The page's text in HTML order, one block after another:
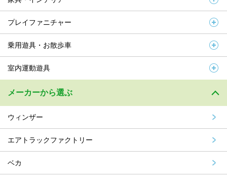
プレイファニチャー
乗用遊具・お散歩車
室内運動遊具
メーカーから選ぶ
ウィンザー
エアトラックファクトリー
ベカ